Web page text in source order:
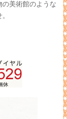
美術館のような